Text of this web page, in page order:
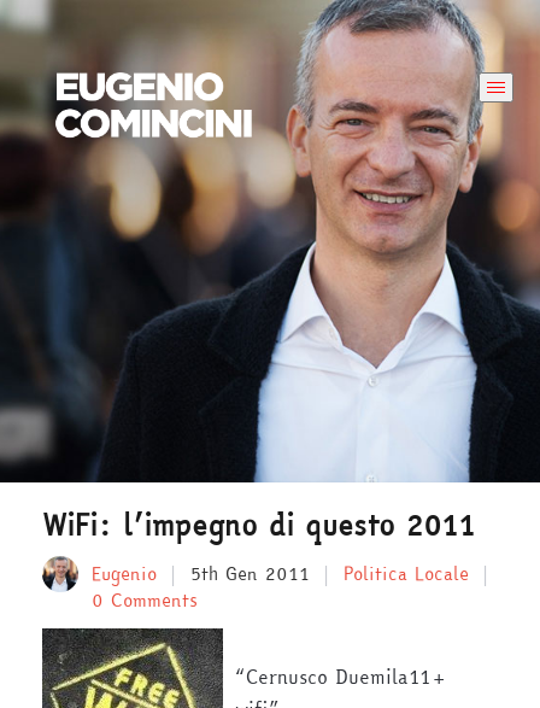
WiFi: l’impegno di questo 2011
Eugenio 5th Gen 2011
Politica Locale
0 Comments
“Cernusco Duemila11+